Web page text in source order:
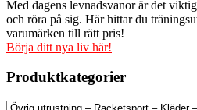
Med dagens levnadsvanor är det
och röra på sig. Här hittar du
varumärken till rätt pris!
Börja ditt nya liv här!
Produktkategorier